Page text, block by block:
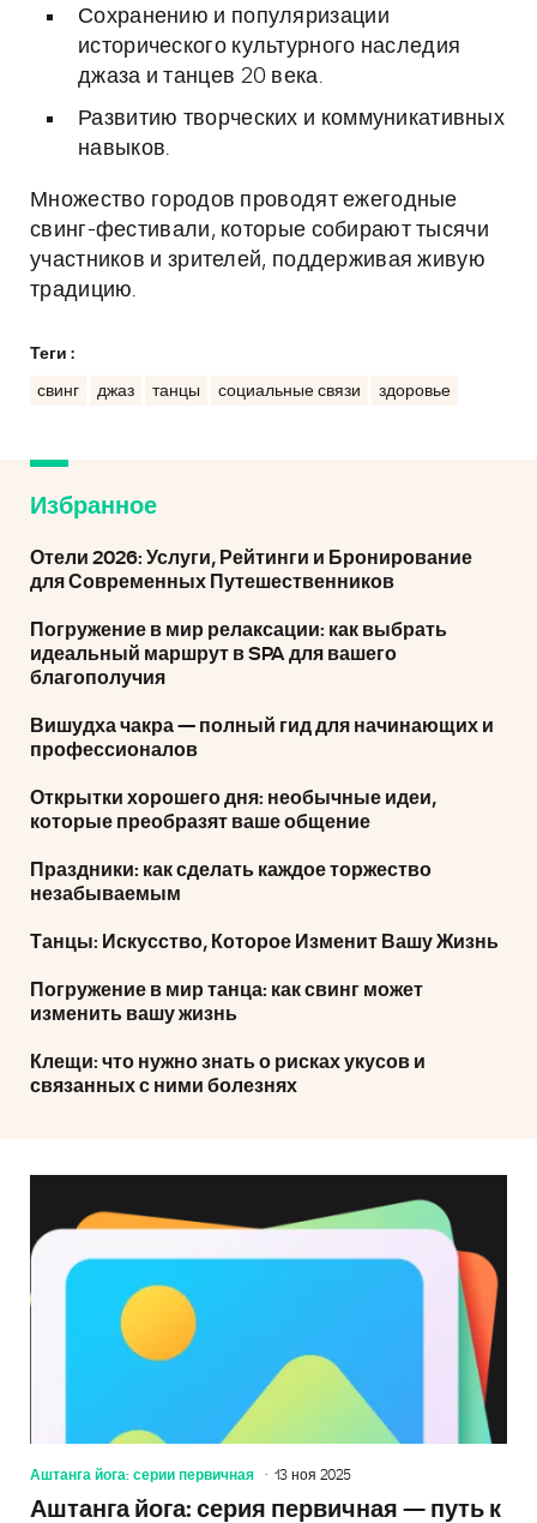
Сохранению и популяризации
исторического культурного наследия
джаза и танцев 20 века.
Развитию творческих и коммуникативных
навыков.
Множество городов проводят ежегодные
свинг-фестивали, которые собирают тысячи
участников и зрителей, поддерживая живую
традицию.
Теги :
свинг джаз танцы социальные связи здоровье
Избранное
Отели 2026: Услуги, Рейтинги и Бронирование
для Современных Путешественников
Погружение в мир релаксации: как выбрать
идеальный маршрут в SPA для вашего
благополучия
Вишудха чакра — полный гид для начинающих и
профессионалов
Открытки хорошего дня: необычные идеи,
которые преобразят ваше общение
Праздники: как сделать каждое торжество
незабываемым
Танцы: Искусство, Которое Изменит Вашу Жизнь
Погружение в мир танца: как свинг может
изменить вашу жизнь
Клещи: что нужно знать о рисках укусов и
связанных с ними болезнях
Аштанга йога: серии первичная 13 ноя 2025
Аштанга йога: серия первичная — путь к